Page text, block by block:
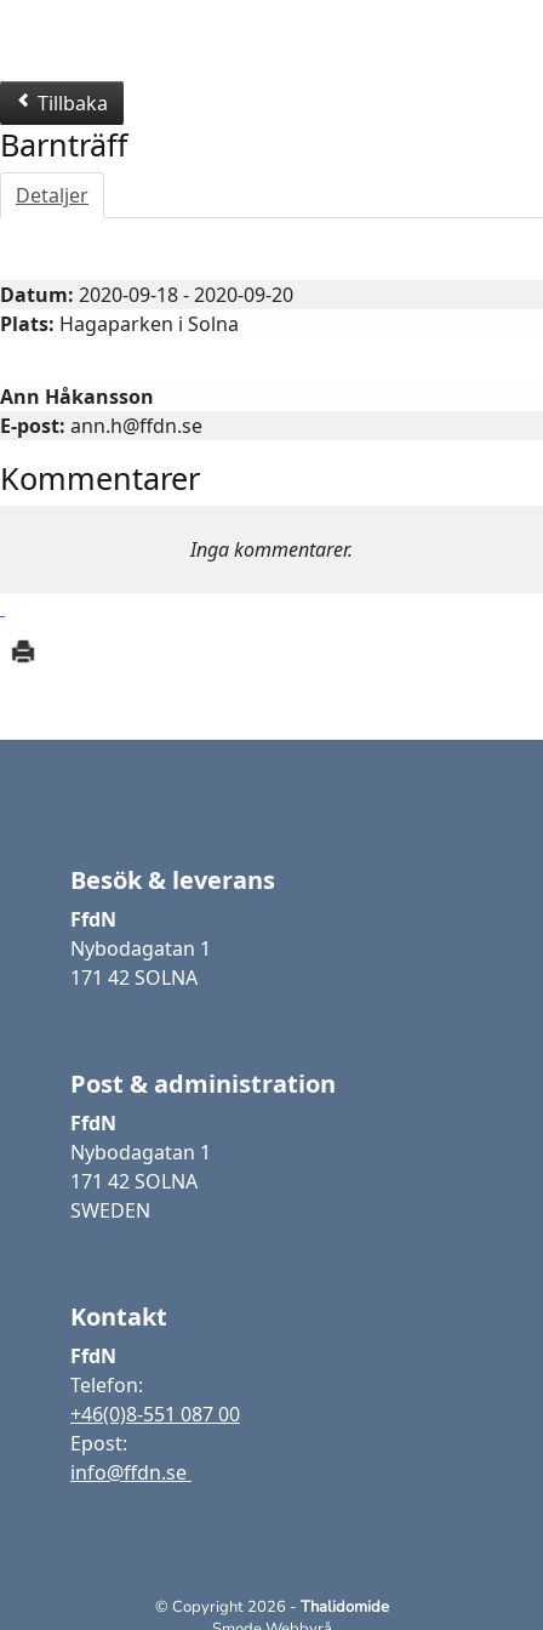
Tillbaka
Barnträff
Detaljer
Datum: 2020-09-18 - 2020-09-20
Plats: Hagaparken i Solna
Ann Håkansson
E-post: ann.h@ffdn.se
Kommentarer
Inga kommentarer.
Besök & leverans
FfdN
Nybodagatan 1
171 42 SOLNA
Post & administration
FfdN
Nybodagatan 1
171 42 SOLNA
SWEDEN
Kontakt
FfdN
Telefon:
+46(0)8-551 087 00
Epost:
info@ffdn.se
© Copyright 2026 - Thalidomide